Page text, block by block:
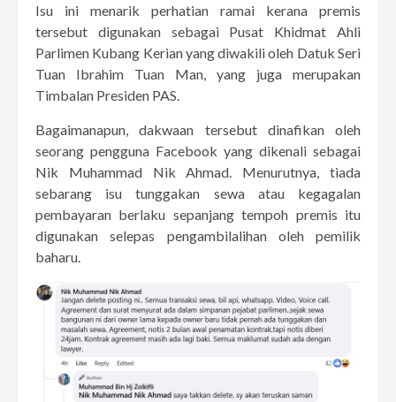
Isu ini menarik perhatian ramai kerana premis
tersebut digunakan sebagai Pusat Khidmat Ahli
Parlimen Kubang Kerian yang diwakili oleh Datuk Seri
Tuan Ibrahim Tuan Man, yang juga merupakan
Timbalan Presiden PAS.
Bagaimanapun, dakwaan tersebut dinafikan oleh
seorang pengguna Facebook yang dikenali sebagai
Nik Muhammad Nik Ahmad. Menurutnya, tiada
sebarang isu tunggakan sewa atau kegagalan
pembayaran berlaku sepanjang tempoh premis itu
digunakan selepas pengambilalihan oleh pemilik
baharu.